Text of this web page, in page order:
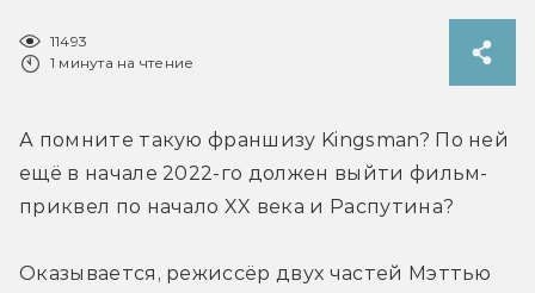
11493
1 минута на чтение
А помните такую франшизу Kingsman? По ней
ещё в начале 2022-го должен выйти фильм-
приквел по начало XX века и Распутина?
Оказывается, режиссёр двух частей Мэттью